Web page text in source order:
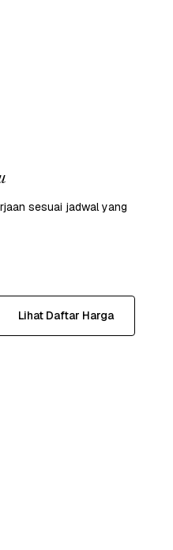
sesuai jadwal yang
Lihat Daftar Harga